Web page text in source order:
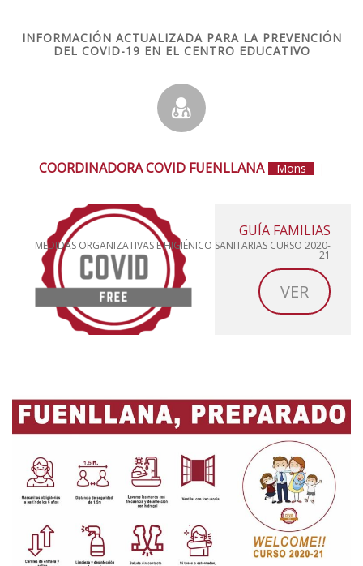
INFORMACIÓN ACTUALIZADA PARA LA PREVENCIÓN
DEL COVID-19 EN EL CENTRO EDUCATIVO
COORDINADORA COVID FUENLLANA Monsalud
GUÍA FAMILIAS
MEDIDAS ORGANIZATIVAS E HIGIÉNICO SANITARIAS CURSO 2020-
21
VER